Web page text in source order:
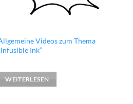
Videos zum Thema
Ink“
WEITERLESEN